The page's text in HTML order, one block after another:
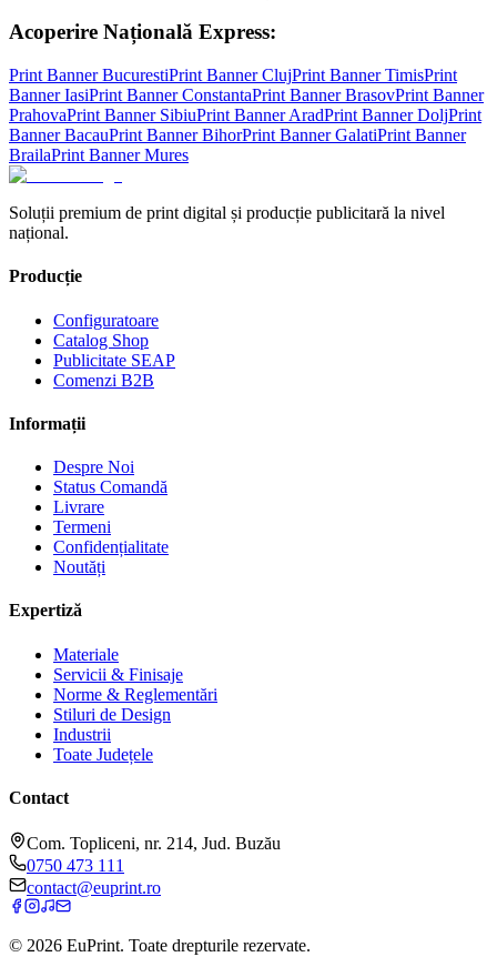
Acoperire Națională Express:
Print BannerBucurestiPrint BannerClujPrint BannerTimisPrint
BannerIasiPrint BannerConstantaPrint BannerBrasovPrint Banner
PrahovaPrint Banner SibiuPrint BannerAradPrint BannerDoljPrint
BannerBacauPrint BannerBihorPrint BannerGalatiPrint Banner
BrailaPrint BannerMures
Soluții premium de print digital și producție publicitară la nivel
național.
Producție
Configuratoare
Catalog Shop
Publicitate SEAP
Comenzi B2B
Informații
Despre Noi
Status Comandă
Livrare
Termeni
Confidențialitate
Noutăți
Expertiză
Materiale
Servicii & Finisaje
Norme & Reglementări
Stiluri de Design
Industrii
Toate Județele
Contact
Com. Topliceni, nr. 214, Jud. Buzău
0750 473 111
contact@euprint.ro
© 2026 EuPrint. Toate drepturile rezervate.